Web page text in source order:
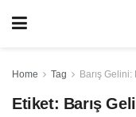
Home Tag Barış
Etiket: Barış